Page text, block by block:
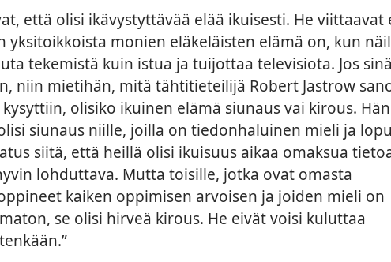
että olisi ikävystyttävää elää ikuisesti. He viittaavat
yksitoikkoista monien eläkeläisten elämä on, kun
tekemistä kuin istua ja tuijottaa televisiota. Jos sinä
niin mietihän, mitä tähtitieteilijä Robert Jastrow
olisiko ikuinen elämä siunaus vai kirous. Hän
olisi siunaus niille, joilla on tiedonhaluinen mieli ja
siitä, että heillä olisi ikuisuus aikaa omaksua
lohduttava. Mutta toisille, jotka ovat omasta
kaiken oppimisen arvoisen ja joiden mieli on
se olisi hirveä kirous. He eivät voisi kuluttaa